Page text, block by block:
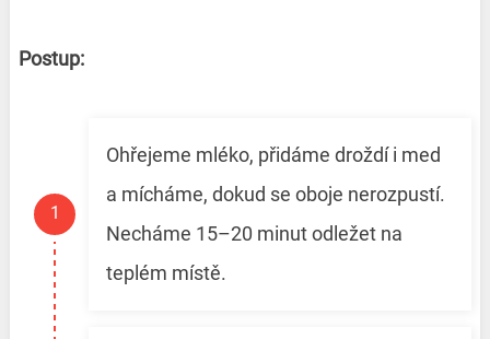
Postup:
Ohřejeme mléko, přidáme droždí i med
a mícháme, dokud se oboje nerozpustí.
Necháme 15–20 minut odležet na
teplém místě.